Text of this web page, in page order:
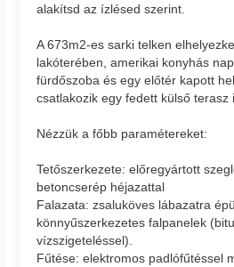
alakítsd az ízlésed szerint.
A 673m2-es sarki telken
lakóterében, amerikai konyhás
fürdőszoba és egy előtér kapott
csatlakozik egy fedett külső terasz
Nézzük a főbb paramétereket:
Tetőszerkezete: előregyártott
betoncserép héjazattal
Falazata: zsaluköves lábazatra
könnyűszerkezetes falpanelek
vízszigeteléssel).
Fűtése: elektromos padlófűtéssel